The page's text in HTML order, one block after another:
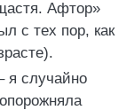
Афтор»
с тех пор, как
я случайно